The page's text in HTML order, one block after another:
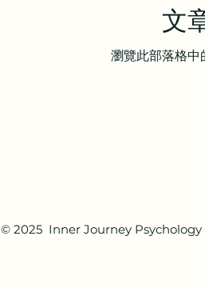
文
瀏覽此部落格中
© 2025 Inner Journey Psychology